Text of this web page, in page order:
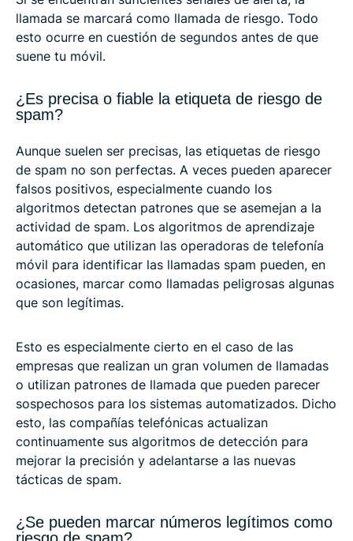
llamada se marcará como llamada de riesgo. Todo
esto ocurre en cuestión de segundos antes de que
suene tu móvil.
¿Es precisa o fiable la etiqueta de riesgo de
spam?
Aunque suelen ser precisas, las etiquetas de riesgo
de spam no son perfectas. A veces pueden aparecer
falsos positivos, especialmente cuando los
algoritmos detectan patrones que se asemejan a la
actividad de spam. Los algoritmos de aprendizaje
automático que utilizan las operadoras de telefonía
móvil para identificar las llamadas spam pueden, en
ocasiones, marcar como llamadas peligrosas algunas
que son legítimas.
Esto es especialmente cierto en el caso de las
empresas que realizan un gran volumen de llamadas
o utilizan patrones de llamada que pueden parecer
sospechosos para los sistemas automatizados. Dicho
esto, las compañías telefónicas actualizan
continuamente sus algoritmos de detección para
mejorar la precisión y adelantarse a las nuevas
tácticas de spam.
¿Se pueden marcar números legítimos como